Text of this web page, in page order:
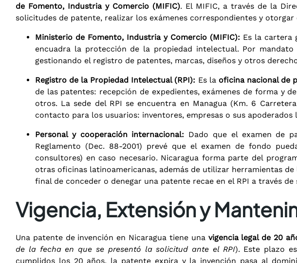
de Fomento, Industria y Comercio (MIFIC). El MIFIC, a través de la
solicitudes de patente, realizar los exámenes correspondientes y
Ministerio de Fomento, Industria y Comercio (MIFIC): Es la cartera
encuadra la protección de la propiedad intelectual. Por
gestionando el registro de patentes, marcas, diseños y otros
Registro de la Propiedad Intelectual (RPI): Es la oficina nacional de
de las patentes: recepción de expedientes, exámenes de forma y
otros. La sede del RPI se encuentra en Managua (Km. 6
contacto para los usuarios: inventores, empresas o sus
Personal y cooperación internacional: Dado que el examen de
Reglamento (Dec. 88-2001) prevé que el examen de fondo
consultores) en caso necesario. Nicaragua forma parte del
otras oficinas latinoamericanas, además de utilizar herramientas de
final de conceder o denegar una patente recae en el RPI a través
Vigencia, Extensión y
Una patente de invención en Nicaragua tiene una vigencia legal de 20
de la fecha en que se presentó la solicitud ante el RPI). Este plazo es
cumplidos los 20 años, la patente expira y la invención pasa al